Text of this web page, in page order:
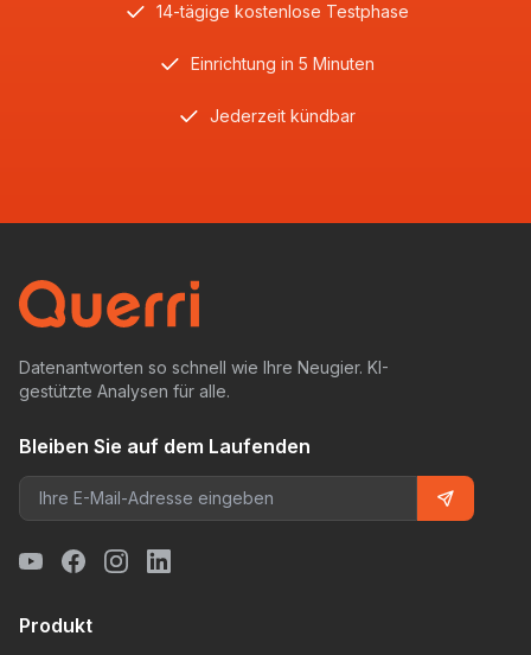
14-tägige kostenlose Testphase
Einrichtung in 5 Minuten
Jederzeit kündbar
Datenantworten so schnell wie Ihre Neugier. KI-
gestützte Analysen für alle.
Bleiben Sie auf dem Laufenden
Produkt